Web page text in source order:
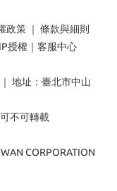
政策 ｜ 條款與細則
IP授權 ｜ 客服中心
地址：臺北市中山
不可轉載
CORPORATION